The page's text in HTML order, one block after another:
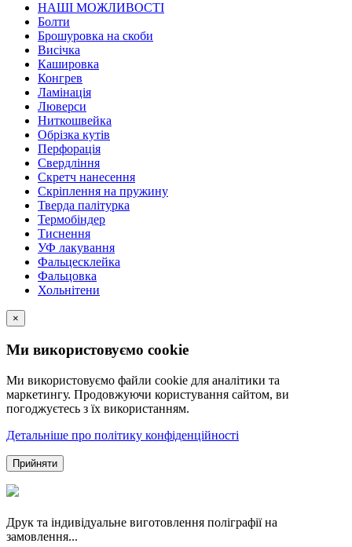
НАШІ МОЖЛИВОСТІ
Болти
Брошуровка на скоби
Висічка
Кашировка
Конгрев
Ламінація
Люверси
Ниткошвейка
Обрізка кутів
Перфорація
Свердління
Скретч нанесення
Скріплення на пружину
Тверда палітурка
Термобіндер
Тиснення
УФ лакування
Фальцесклейка
Фальцовка
Хольнітени
×
Ми використовуємо cookie
Ми використовуємо файли cookie для аналітики та
маркетингу. Продовжуючи користування сайтом, ви
погоджуєтесь з їх використанням.
Детальніше про політику конфіденційності
Прийняти
Друк та індивідуальне виготовлення поліграфії на
замовлення...